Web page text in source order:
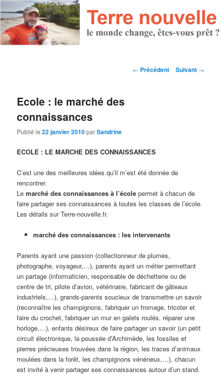
Navigation des articles
← Précédent Suivant →
Ecole : le marché des
connaissances
Publié le22 janvier 2010parSandrine
ECOLE : LE MARCHE DES CONNAISSANCES
C’est une des meilleures idées qu’il m’est été donnée de
rencontrer.
Lemarché des connaissances à l’école permet à chacun de
faire partager ses connaissances à toutes les classes de l’école.
Les détails sur Terre-nouvelle.fr.
marché des connaissances : les intervenants
Parents ayant une passion (collectionneur de plumes,
photographe, voyageur,…), parents ayant un métier permettant
un partage (informaticien, responsable de déchetterie ou de
centre de tri, pilote d’avion, vétérinaire, fabricant de gâteaux
industriels,…), grands-parents soucieux de transmettre un savoir
(reconnaître les champignons, fabriquer un fromage, tricoter et
faire du crochet, fabriquer un mur en galets roulés, réparer une
horloge,…), enfants désireux de faire partager un savoir (un petit
circuit électronique, la poussée d’Archimède, les fossiles et
pierres précieuses trouvées dans la région, les traces d’animaux
moulées dans la forêt, les champignons vénéneux,…), chacun
est invité à venir partager ses connaissances autour d’un stand.